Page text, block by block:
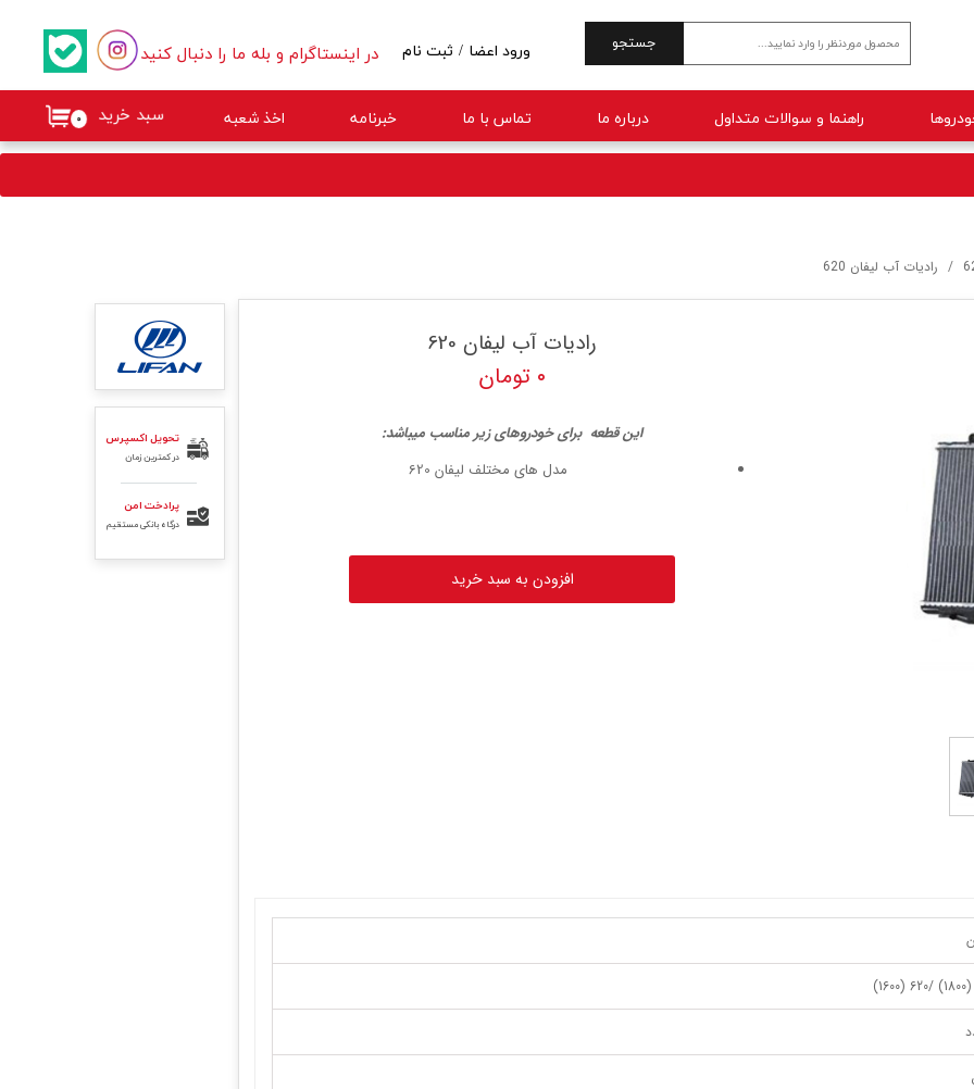
جستجو
راهنما و سوالات متداول درباره ما تماس با ما خبرنامه اخذ شعبه ۰ سبد خرید
در اینستاگرام و بله ما را دنبال کنید ورود اعضا / ثبت نام
تغییر گذر واژه
رادیات آب لیفان 620
رادیات آب لیفان 620
۰ تومان
این قطعه برای خودروهای زیر مناسب میباشد:
مدل های مختلف لیفان 620
افزودن به سبد خرید
تحویل اکسپرس
در کمترین زمان
پرادخت امن
درگاه بانکی مستقیم